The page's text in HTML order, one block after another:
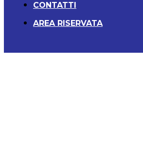
CONTATTI
AREA RISERVATA